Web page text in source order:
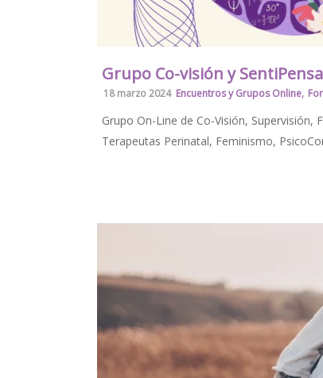
Grupo Co-visión y
18 marzo 2024 Encuentros y Grupos Online,
Grupo On-Line de Co-Visión, Supervisión,
Terapeutas Perinatal, Feminismo,